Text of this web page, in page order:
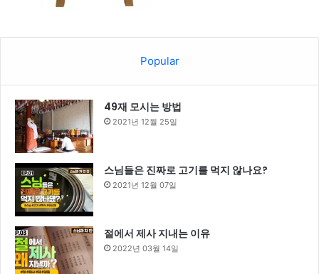
Popular
49재 모시는 방법
2021년 12월 25일
스님들은 진짜로 고기를 먹지 않나요?
2021년 12월 07일
절에서 제사 지내는 이유
2022년 03월 14일